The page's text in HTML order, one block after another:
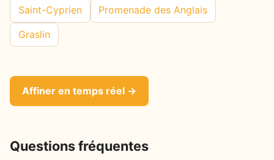
Saint-Cyprien
Promenade des Anglais
Graslin
Affiner en temps réel →
Questions fréquentes